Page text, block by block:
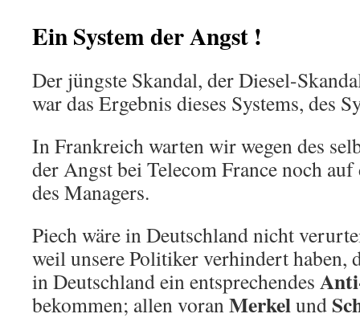
Ein System der Angst !
Der jüngste Skandal, der Diesel-
war das Ergebnis dieses Systems, des
In Frankreich warten wir wegen des
der Angst bei Telecom France noch
des Managers.
Piech wäre in Deutschland nicht
weil unsere Politiker verhindert haben,
in Deutschland ein entsprechendes
bekommen; allen voranMerkelund